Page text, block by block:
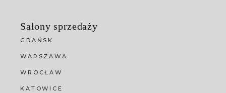
Salony sprzedaży
GDAŃSK
WARSZAWA
WROCŁAW
KATOWICE